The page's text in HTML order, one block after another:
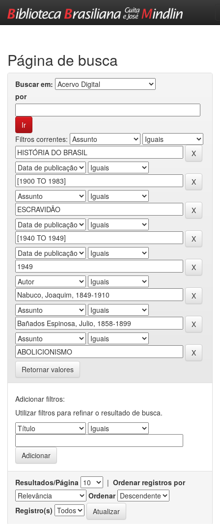
Página de busca
Buscar em:
por
Filtros correntes:
Retornar valores
Adicionar filtros:
Utilizar filtros para refinar o resultado de busca.
Resultados/Página | Ordenar registros por
Ordenar
Registro(s)